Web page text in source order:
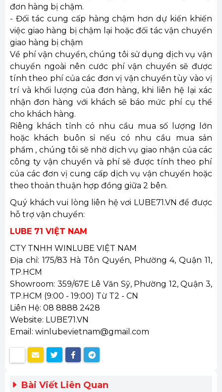
đơn hàng bị chậm.
- Đối tác cung cấp hàng chậm hơn dự kiến khiến
việc giao hàng bị chậm lại hoặc đối tác vận chuyển
giao hàng bị chậm
Về phí vận chuyển, chúng tôi sử dụng dịch vụ vận
chuyển ngoài nên cước phí vận chuyển sẽ được
tính theo phí của các đơn vị vận chuyển tùy vào vị
trí và khối lượng của đơn hàng, khi liên hệ lại xác
nhận đơn hàng với khách sẽ báo mức phí cụ thể
cho khách hàng.
Riêng khách tỉnh có nhu cầu mua số lượng lớn
hoặc khách buôn sỉ nếu có nhu cầu mua sản
phẩm , chúng tôi sẽ nhờ dịch vụ giao nhận của các
công ty vận chuyển và phí sẽ được tính theo phí
của các đơn vị cung cấp dịch vụ vận chuyển hoặc
theo thoản thuận hợp đồng giữa 2 bên.
Quý khách vui lòng liên hệ vơi LUBE71.VN để được
hỗ trợ vận chuyển:
LUBE 71 VIỆT NAM
CTY TNHH WINLUBE VIỆT NAM
Địa chỉ: 175/83 Hà Tôn Quyền, Phường 4, Quận 11,
TP.HCM
Showroom: 359/67E Lê Văn Sỹ, Phường 12, Quận 3,
TP.HCM (9:00 - 19:00) Từ T2 - CN
Liên Hệ: 08 8888 2428
Website: LUBE71.VN
Email: winlubevietnam@gmail.com
Bài Viết Liên Quan